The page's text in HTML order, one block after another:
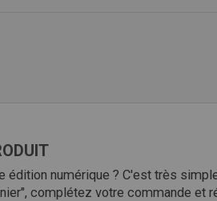
édition numérique ? C'est très
complétez votre commande et